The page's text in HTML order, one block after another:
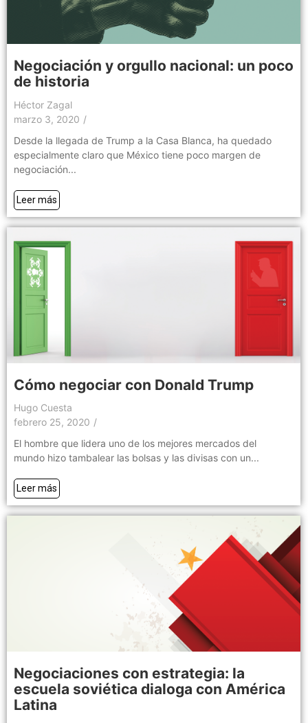
Negociación y orgullo nacional: un poco
de historia
Héctor Zagal
marzo 3, 2020 /
Desde la llegada de Trump a la Casa Blanca, ha quedado
especialmente claro que México tiene poco margen de
negociación...
Leer más
Cómo negociar con Donald Trump
Hugo Cuesta
febrero 25, 2020 /
El hombre que lidera uno de los mejores mercados del
mundo hizo tambalear las bolsas y las divisas con un...
Leer más
Negociaciones con estrategia: la
escuela soviética dialoga con América
Latina